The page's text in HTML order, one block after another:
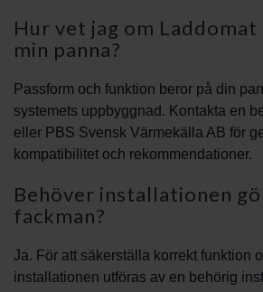
Hur vet jag om
min panna?
Passform och funktion beror på din
systemets uppbyggnad. Kontakta en
eller PBS Svensk Värmekälla AB för
kompatibilitet och rekommendationer.
Behöver installationen
fackman?
Ja. För att säkerställa korrekt funktion
installationen utföras av en behörig